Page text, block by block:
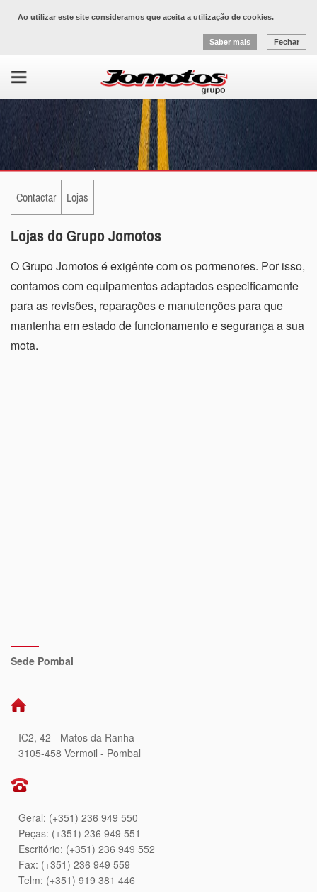
Ao utilizar este site consideramos que aceita a utilização de cookies.
Saber mais Fechar
Contactar Lojas
Lojas do Grupo Jomotos
O Grupo Jomotos é exigênte com os pormenores. Por isso,
contamos com equipamentos adaptados especificamente
para as revisões, reparações e manutenções para que
mantenha em estado de funcionamento e segurança a sua
mota.
Sede Pombal
IC2, 42 - Matos da Ranha
3105-458 Vermoil - Pombal
Geral: (+351) 236 949 550
Peças: (+351) 236 949 551
Escritório: (+351) 236 949 552
Fax: (+351) 236 949 559
Telm: (+351) 919 381 446